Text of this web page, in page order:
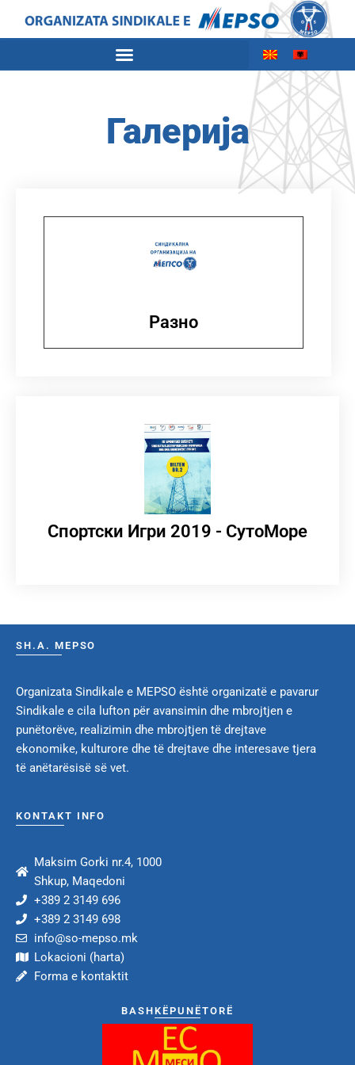
Галерија
Разно
Спортски Игри 2019 - СутоМоре
SH.A. MEPSO
Organizata Sindikale e MEPSO është organizatë e pavarur
Sindikale e cila lufton për avansimin dhe mbrojtjen e
punëtorëve, realizimin dhe mbrojtjen të drejtave
ekonomike, kulturore dhe të drejtave dhe interesave tjera
të anëtarësisë së vet.
KONTAKT INFO
Maksim Gorki nr.4, 1000
Shkup, Maqedoni
+389 2 3149 696
+389 2 3149 698
info@so-mepso.mk
Lokacioni (harta)
Forma e kontaktit
BASHKËPUNËTORË